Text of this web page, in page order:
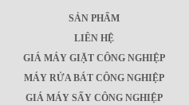
SẢN PHẨM
LIÊN HỆ
GIÁ MÁY GIẶT CÔNG NGHIỆP
MÁY RỬA BÁT CÔNG NGHIỆP
GIÁ MÁY SẤY CÔNG NGHIỆP